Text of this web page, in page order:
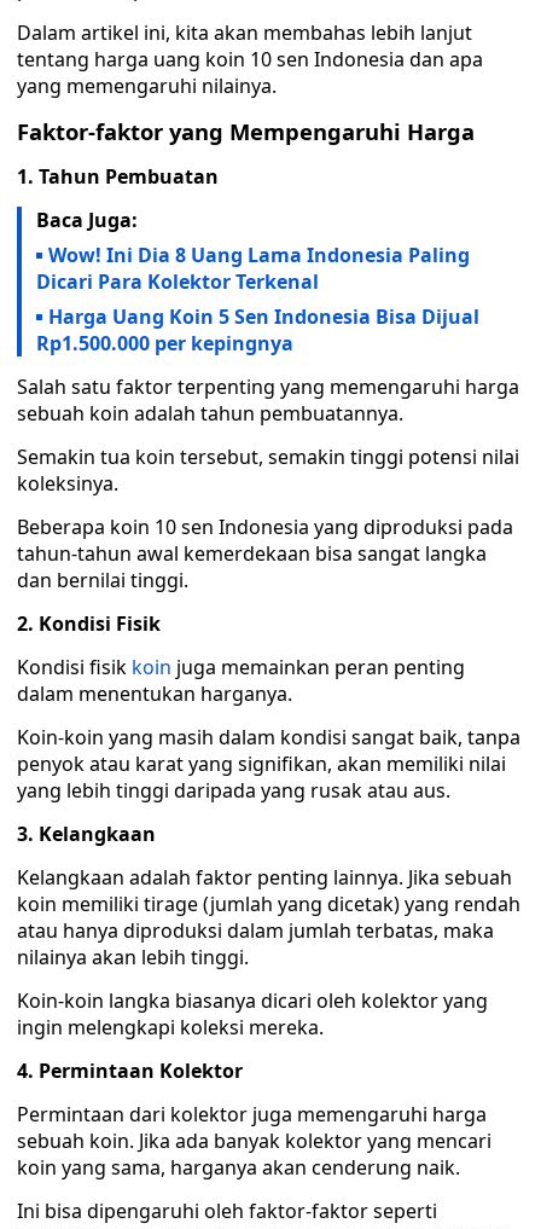
Dalam artikel ini, kita akan membahas lebih lanjut
tentang harga uang koin 10 sen Indonesia dan apa
yang memengaruhi nilainya.
Faktor-faktor yang Mempengaruhi Harga
1. Tahun Pembuatan
Baca Juga:
Wow! Ini Dia 8 Uang Lama Indonesia Paling
Dicari Para Kolektor Terkenal
Harga Uang Koin 5 Sen Indonesia Bisa Dijual
Rp1.500.000 per kepingnya
Salah satu faktor terpenting yang memengaruhi harga
sebuah koin adalah tahun pembuatannya.
Semakin tua koin tersebut, semakin tinggi potensi nilai
koleksinya.
Beberapa koin 10 sen Indonesia yang diproduksi pada
tahun-tahun awal kemerdekaan bisa sangat langka
dan bernilai tinggi.
2. Kondisi Fisik
Kondisi fisik koin juga memainkan peran penting
dalam menentukan harganya.
Koin-koin yang masih dalam kondisi sangat baik, tanpa
penyok atau karat yang signifikan, akan memiliki nilai
yang lebih tinggi daripada yang rusak atau aus.
3. Kelangkaan
Kelangkaan adalah faktor penting lainnya. Jika sebuah
koin memiliki tirage (jumlah yang dicetak) yang rendah
atau hanya diproduksi dalam jumlah terbatas, maka
nilainya akan lebih tinggi.
Koin-koin langka biasanya dicari oleh kolektor yang
ingin melengkapi koleksi mereka.
4. Permintaan Kolektor
Permintaan dari kolektor juga memengaruhi harga
sebuah koin. Jika ada banyak kolektor yang mencari
koin yang sama, harganya akan cenderung naik.
Ini bisa dipengaruhi oleh faktor-faktor seperti